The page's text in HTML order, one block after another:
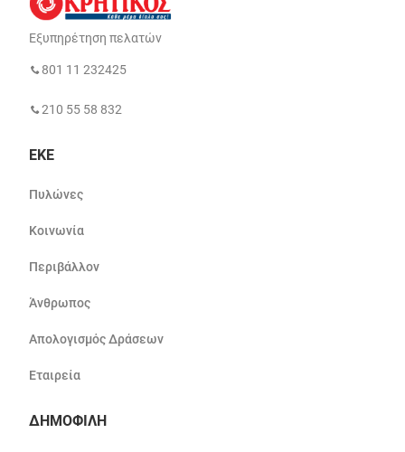
Εξυπηρέτηση πελατών
801 11 232425
210 55 58 832
ΕΚΕ
Πυλώνες
Κοινωνία
Περιβάλλον
Άνθρωπος
Απολογισμός Δράσεων
Εταιρεία
ΔΗΜΟΦΙΛΗ